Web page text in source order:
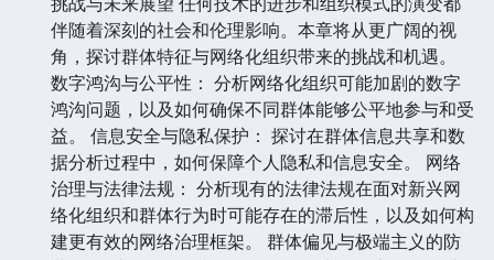
伴随着深刻的社会和伦理影响。本章将从更广阔的视
角，探讨群体特征与网络化组织带来的挑战和机遇。
数字鸿沟与公平性： 分析网络化组织可能加剧的数字
鸿沟问题，以及如何确保不同群体能够公平地参与和受
益。 信息安全与隐私保护： 探讨在群体信息共享和数
据分析过程中，如何保障个人隐私和信息安全。 网络
治理与法律法规： 分析现有的法律法规在面对新兴网
络化组织和群体行为时可能存在的滞后性，以及如何构
建更有效的网络治理框架。 群体偏见与极端主义的防